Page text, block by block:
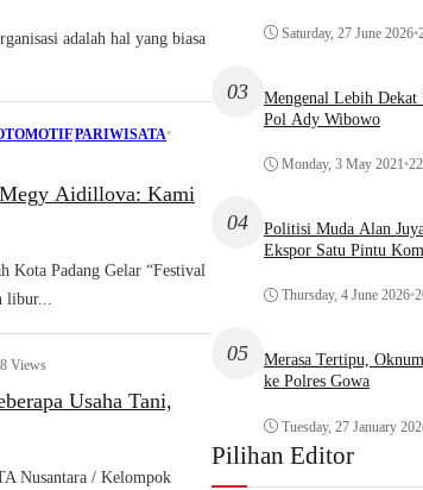
adalah hal yang biasa
|PARIWISATA•
Megy Aidillova: Kami
Padang Gelar “Festival
libur...
8 Views
Usaha Tani,
Nusantara / Kelompok
Saturday, 27 June 2026•
03
Mengenal Lebih Dekat
Pol Ady Wibowo
Monday, 3 May 2021•
04
Politisi Muda Alan
Ekspor Satu Pintu
Thursday, 4 June 2026•
05
Merasa Tertipu,
ke Polres Gowa
Tuesday, 27 January
Pilihan Editor